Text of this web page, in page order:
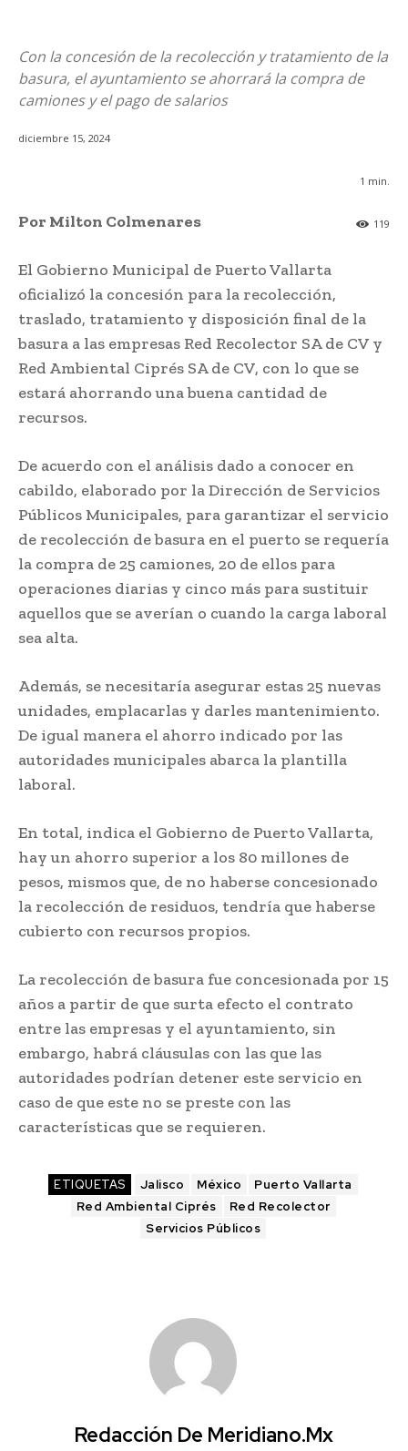
Con la concesión de la recolección y tratamiento de la
basura, el ayuntamiento se ahorrará la compra de
camiones y el pago de salarios
diciembre 15, 2024
1 min.
119
Por Milton Colmenares
El Gobierno Municipal de Puerto Vallarta
oficializó la concesión para la recolección,
traslado, tratamiento y disposición final de la
basura a las empresas Red Recolector SA de CV y
Red Ambiental Ciprés SA de CV, con lo que se
estará ahorrando una buena cantidad de
recursos.
De acuerdo con el análisis dado a conocer en
cabildo, elaborado por la Dirección de Servicios
Públicos Municipales, para garantizar el servicio
de recolección de basura en el puerto se requería
la compra de 25 camiones, 20 de ellos para
operaciones diarias y cinco más para sustituir
aquellos que se averían o cuando la carga laboral
sea alta.
Además, se necesitaría asegurar estas 25 nuevas
unidades, emplacarlas y darles mantenimiento.
De igual manera el ahorro indicado por las
autoridades municipales abarca la plantilla
laboral.
En total, indica el Gobierno de Puerto Vallarta,
hay un ahorro superior a los 80 millones de
pesos, mismos que, de no haberse concesionado
la recolección de residuos, tendría que haberse
cubierto con recursos propios.
La recolección de basura fue concesionada por 15
años a partir de que surta efecto el contrato
entre las empresas y el ayuntamiento, sin
embargo, habrá cláusulas con las que las
autoridades podrían detener este servicio en
caso de que este no se preste con las
características que se requieren.
ETIQUETAS Jalisco México
Puerto Vallarta
Red Ambiental Ciprés
Red Recolector
Servicios Públicos
Redacción De Meridiano.mx